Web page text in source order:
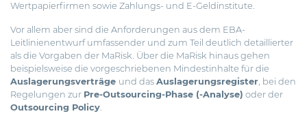
Wertpapierfirmen sowie Zahlungs- und E-Geldinstitute.
Vor allem aber sind die Anforderungen aus dem EBA-
Leitlinienentwurf umfassender und zum Teil deutlich detaillierter
als die Vorgaben der MaRisk. Über die MaRisk hinaus gehen
beispielsweise die vorgeschriebenen Mindestinhalte für die
Auslagerungsverträge und das Auslagerungsregister, bei den
Regelungen zur Pre-Outsourcing-Phase (-Analyse) oder der
Outsourcing Policy.